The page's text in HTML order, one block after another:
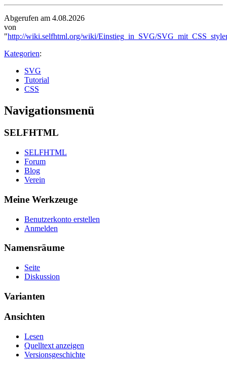
Abgerufen am 4.08.2026
von
"http://wiki.selfhtml.org/wiki/Einstieg_in_SVG/
Kategorien:
SVG
Tutorial
CSS
Navigationsmenü
SELFHTML
SELFHTML
Forum
Blog
Verein
Meine Werkzeuge
Benutzerkonto erstellen
Anmelden
Namensräume
Seite
Diskussion
Varianten
Ansichten
Lesen
Quelltext anzeigen
Versionsgeschichte